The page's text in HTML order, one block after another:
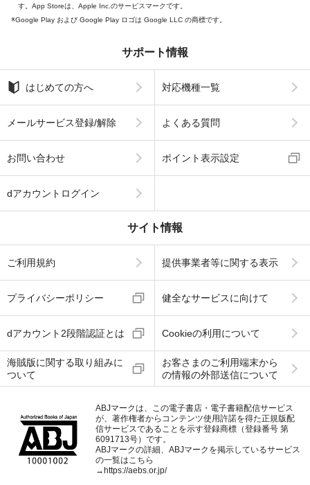
す。App Storeは、Apple Inc.のサービスマークです。
Google Play および Google Play ロゴは Google LLC の商標です。
サポート情報
はじめての方へ 対応機種一覧
メールサービス登録/解除 よくある質問
お問い合わせ ポイント表示設定
dアカウントログイン
サイト情報
ご利用規約 提供事業者等に関する表示
プライバシーポリシー 健全なサービスに向けて
dアカウント2段階認証とは Cookieの利用について
海賊版に関する取り組みに
ついて
お客さまのご利用端末から
の情報の外部送信について
ABJマークは、この電子書店・電子書籍配信サービス
が、著作権者からコンテンツ使用許諾を得た正規版配
信サービスであることを示す登録商標（登録番号 第
6091713号）です。
ABJマークの詳細、ABJマークを掲示しているサービス
の一覧はこちら
→ https://aebs.or.jp/